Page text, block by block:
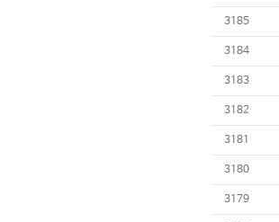
3185
3184
3183
3182
3181
3180
3179